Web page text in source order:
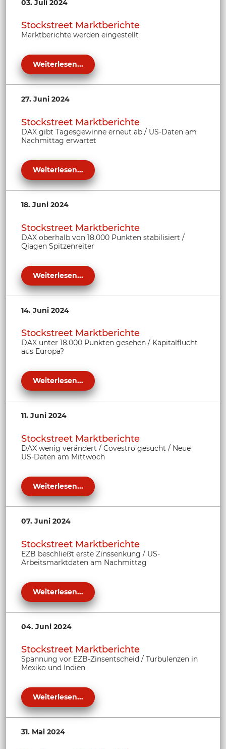
03. Juli 2024
Stockstreet Marktberichte
Marktberichte werden eingestellt
Weiterlesen...
27. Juni 2024
Stockstreet Marktberichte
DAX gibt Tagesgewinne erneut ab / US-Daten am
Nachmittag erwartet
Weiterlesen...
18. Juni 2024
Stockstreet Marktberichte
DAX oberhalb von 18.000 Punkten stabilisiert /
Qiagen Spitzenreiter
Weiterlesen...
14. Juni 2024
Stockstreet Marktberichte
DAX unter 18.000 Punkten gesehen / Kapitalflucht
aus Europa?
Weiterlesen...
11. Juni 2024
Stockstreet Marktberichte
DAX wenig verändert / Covestro gesucht / Neue
US-Daten am Mittwoch
Weiterlesen...
07. Juni 2024
Stockstreet Marktberichte
EZB beschließt erste Zinssenkung / US-
Arbeitsmarktdaten am Nachmittag
Weiterlesen...
04. Juni 2024
Stockstreet Marktberichte
Spannung vor EZB-Zinsentscheid / Turbulenzen in
Mexiko und Indien
Weiterlesen...
31. Mai 2024